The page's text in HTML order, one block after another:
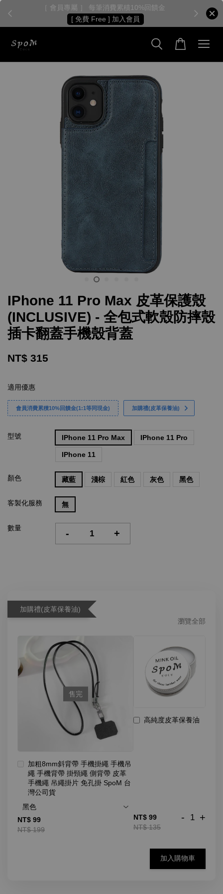
［ 會員專屬 ］ 每筆消費累積10%回饋金
[ 免費 Free ] 加入會員
IPhone 11 Pro Max 皮革保護殼
(INCLUSIVE) - 全包式軟殼防摔殼
插卡翻蓋手機殼背蓋
NT$ 315
適用優惠
會員消費累積10%回饋金(1:1等同現金) 加購禮(皮革保養油)
型號 IPhone 11 Pro Max IPhone 11 Pro
IPhone 11
顏色 藏藍 淺棕 紅色 灰色 黑色
客製化服務 無
數量 - +
加購禮(皮革保養油)
瀏覽全部
售完
加粗8mm斜背帶 手機掛繩 手機吊
繩 手機背帶 掛頸繩 側背帶 皮革
手機繩 吊繩掛片 免孔掛 SpoM 台
灣公司貨
NT$ 99
NT$ 199
高純度皮革保養油
NT$ 99
NT$ 135
- +
加入購物車